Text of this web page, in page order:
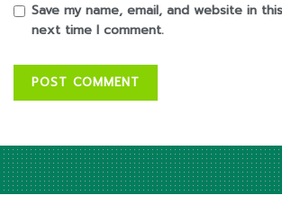
Save my name, email, and website in
next time I comment.